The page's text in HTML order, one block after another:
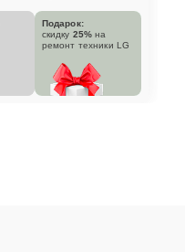
Подарок:
скидку 25% на
ремонт техники LG